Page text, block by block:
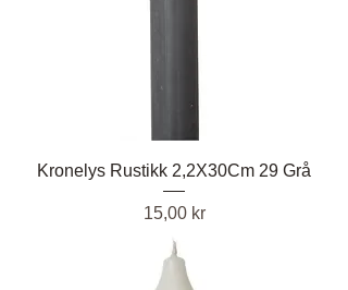
Kronelys Rustikk 2,2X30Cm 29 Grå
Pris
15,00 kr